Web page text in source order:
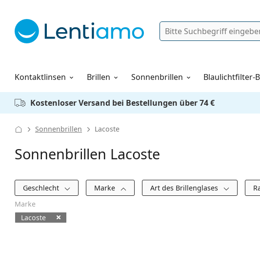
Suche
Kontaktlinsen
Pflegemittel Brillen Sonnenbrillen Blaulichtfilter-
Alles über den Einkauf
Kostenloser Versand bei Bestellungen über 74 €
Sonnenbrillen Lacoste
Sonnenbrillen Lacoste
Filter
Geschlecht Marke Art des Brillenglases
Marke
Lacoste